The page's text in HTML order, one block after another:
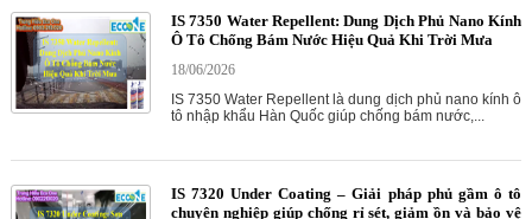
IS 7350 Water Repellent: Dung Dịch Phủ Nano Kính
Ô Tô Chống Bám Nước Hiệu Quả Khi Trời Mưa
18/06/2026
IS 7350 Water Repellent là dung dịch phủ nano kính ô
tô nhập khẩu Hàn Quốc giúp chống bám nước,...
IS 7320 Under Coating – Giải pháp phủ gầm ô tô
chuyên nghiệp giúp chống rỉ sét, giảm ồn và bảo vệ